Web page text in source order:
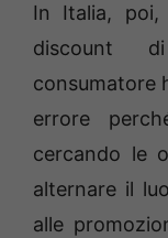
In Italia,
discount
consumatore
errore
cercando le
alternare il
alle